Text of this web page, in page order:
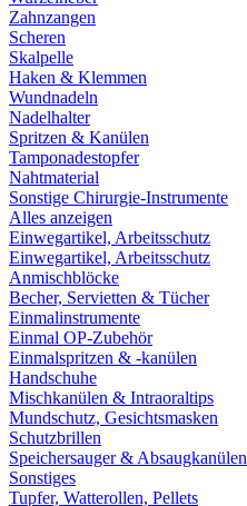
Zahnzangen
Scheren
Skalpelle
Haken & Klemmen
Wundnadeln
Nadelhalter
Spritzen & Kanülen
Tamponadestopfer
Nahtmaterial
Sonstige Chirurgie-Instrumente
Alles anzeigen
Einwegartikel, Arbeitsschutz
Einwegartikel, Arbeitsschutz
Anmischblöcke
Becher, Servietten & Tücher
Einmalinstrumente
Einmal OP-Zubehör
Einmalspritzen & -kanülen
Handschuhe
Mischkanülen & Intraoraltips
Mundschutz, Gesichtsmasken
Schutzbrillen
Speichersauger & Absaugkanülen
Sonstiges
Tupfer, Watterollen, Pellets